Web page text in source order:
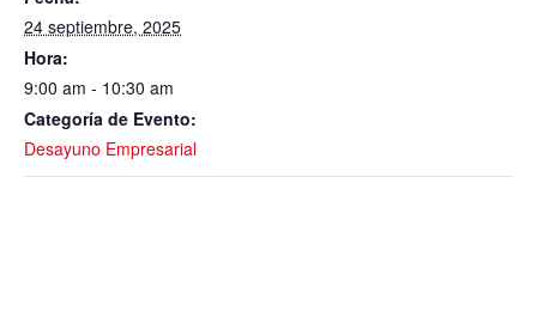
24 septiembre, 2025
Hora:
9:00 am - 10:30 am
Categoría de Evento:
Desayuno Empresarial